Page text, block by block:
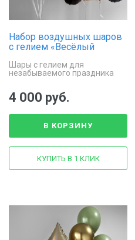
Набор воздушных шаров
с гелием «Весёлый
Шары с гелием для
незабываемого праздника
4 000 руб.
В КОРЗИНУ
КУПИТЬ В 1 КЛИК